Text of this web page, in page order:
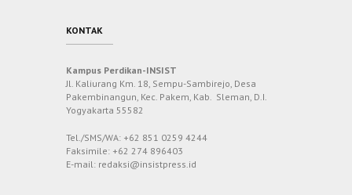
KONTAK
Kampus Perdikan-INSIST
Jl. Kaliurang Km. 18, Sempu-Sambirejo, Desa
Pakembinangun, Kec. Pakem, Kab. Sleman, D.I.
Yogyakarta 55582
Tel./SMS/WA: +62 851 0259 4244
Faksimile: +62 274 896403
E-mail: redaksi@insistpress.id